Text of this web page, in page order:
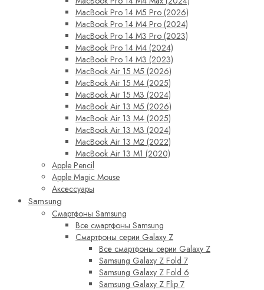
MacBook Pro 14 M5 Pro (2026)
MacBook Pro 14 M4 Pro (2024)
MacBook Pro 14 M3 Pro (2023)
MacBook Pro 14 M4 (2024)
MacBook Pro 14 M3 (2023)
MacBook Air 15 M5 (2026)
MacBook Air 15 M4 (2025)
MacBook Air 15 M3 (2024)
MacBook Air 13 M5 (2026)
MacBook Air 13 M4 (2025)
MacBook Air 13 M3 (2024)
MacBook Air 13 M2 (2022)
MacBook Air 13 M1 (2020)
Apple Pencil
Apple Magic Mouse
Аксессуары
Samsung
Смартфоны Samsung
Все смартфоны Samsung
Смартфоны серии Galaxy Z
Все смартфоны серии Galaxy Z
Samsung Galaxy Z Fold 7
Samsung Galaxy Z Fold 6
Samsung Galaxy Z Flip 7